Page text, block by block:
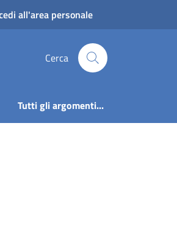
di
all'area personale
Cerca
Tutti gli argomenti...